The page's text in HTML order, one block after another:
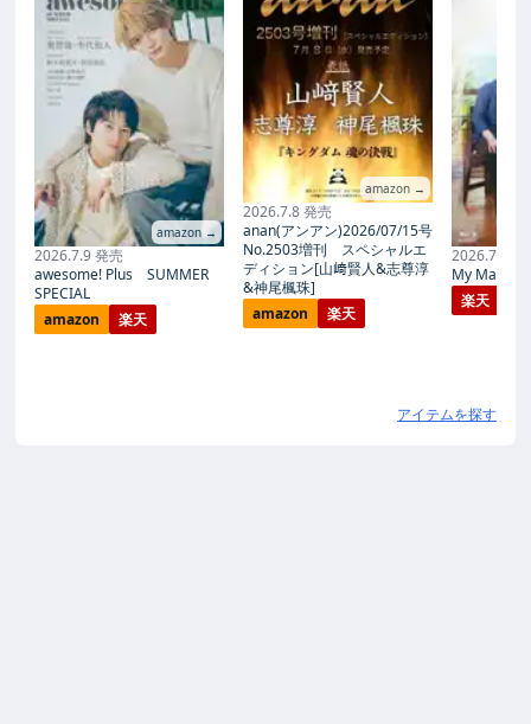
amazon →
2026.7.9 発売
awesome! Plus SUMMER
SPECIAL
amazon
楽天
amazon →
2026.7.8 発売
anan(アンアン)2026/07/15号
No.2503増刊 スペシャルエ
ディション[山﨑賢人&志尊淳
&神尾楓珠]
amazon
楽天
2026.7.27
My Magic
楽天
アイテムを探す